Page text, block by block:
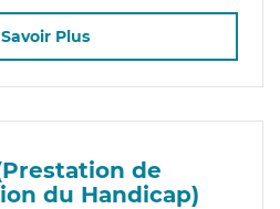
Plus
de
du Handicap)